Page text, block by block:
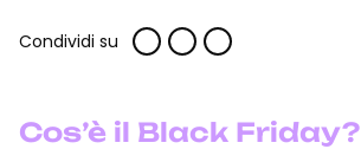
Condividi su
Cos’è il Black Friday?